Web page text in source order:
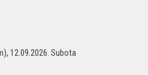
12.09.2026. Subota